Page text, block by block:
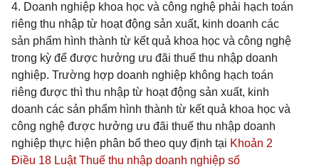
4. Doanh nghiệp khoa học và công nghệ phải hạch toán
riêng thu nhập từ hoạt động sản xuất, kinh doanh các
sản phẩm hình thành từ kết quả khoa học và công nghệ
trong kỳ để được hưởng ưu đãi thuế thu nhập doanh
nghiệp. Trường hợp doanh nghiệp không hạch toán
riêng được thì thu nhập từ hoạt động sản xuất, kinh
doanh các sản phẩm hình thành từ kết quả khoa học và
công nghệ được hưởng ưu đãi thuế thu nhập doanh
nghiệp thực hiện phân bổ theo quy định tại Khoản 2
Điều 18 Luật Thuế thu nhập doanh nghiệp số